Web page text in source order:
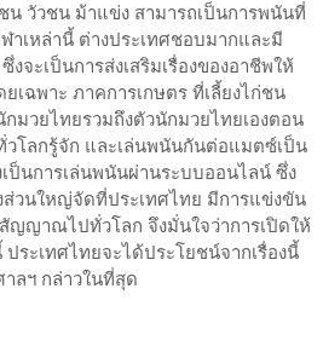
น วัวชน ม้าแข่ง สามารถเป็นการพนันที่
าเหล่านี้ ต่างประเทศชอบมากและมี
จะเป็นการส่งเสริมเรื่องของอาชีพให้
เฉพาะ ภาคการเกษตร ที่เลี้ยงไก่ชน
กมวยไทยรวมถึงตัวนักมวยไทยเองตอน
วโลกรู้จัก และเล่นพนันกันต่อแมตซ์เป็น
ป็นการเล่นพนันผ่านระบบออนไลน์ ซึ่ง
ส่วนใหญ่จัดที่ประเทศไทย มีการแข่งขัน
ญญาณไปทั่วโลก จึงมั่นใจว่าการเปิดให้
ระเทศไทยจะได้ประโยชน์จากเรื่องนี้
ลฯ กล่าวในที่สุด